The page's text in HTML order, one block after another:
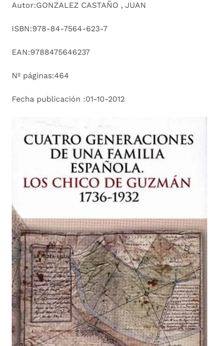
Autor:GONZALEZ CASTAÑO , JUAN
ISBN:978-84-7564-623-7
EAN:9788475646237
Nº páginas:464
Fecha publicación :01-10-2012